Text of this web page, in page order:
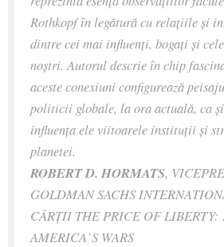
Rothkopf în legătură cu relaţiile şi
dintre cei mai influenţi, bogaţi şi
noştri. Autorul descrie în chip
aceste conexiuni configurează
politicii globale, la ora actuală, ca
influenţa ele viitoarele instituţii şi
planetei.
ROBERT D. HORMATS,
GOLDMAN SACHS
CĂRŢII THE PRICE OF LIBERTY:
AMERICA`S WARS